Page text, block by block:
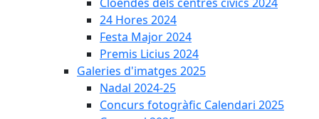
24 Hores 2024
Festa Major 2024
Premis Licius 2024
Galeries d'imatges 2025
Nadal 2024-25
Concurs fotogràfic Calendari 2025